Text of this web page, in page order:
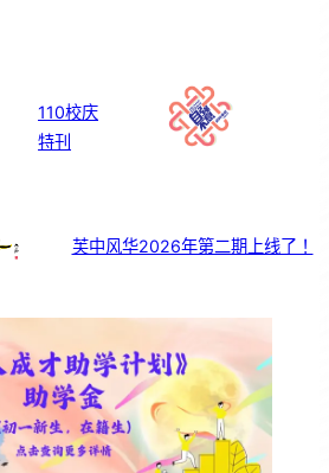
110校庆
特刊
芙中风华2026年第二期上线了！